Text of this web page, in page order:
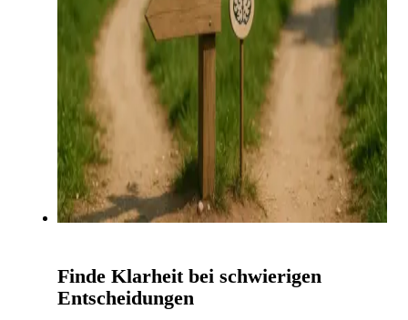
Finde Klarheit bei schwierigen
Entscheidungen